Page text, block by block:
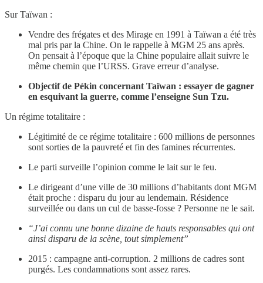
Sur Taïwan :
Vendre des frégates et des Mirage en 1991 à Taïwan a été très
mal pris par la Chine. On le rappelle à MGM 25 ans après.
On pensait à l’époque que la Chine populaire allait suivre le
même chemin que l’URSS. Grave erreur d’analyse.
Objectif de Pékin concernant Taïwan : essayer de gagner
en esquivant la guerre, comme l’enseigne Sun Tzu.
Un régime totalitaire :
Légitimité de ce régime totalitaire : 600 millions de personnes
sont sorties de la pauvreté et fin des famines récurrentes.
Le parti surveille l’opinion comme le lait sur le feu.
Le dirigeant d’une ville de 30 millions d’habitants dont MGM
était proche : disparu du jour au lendemain. Résidence
surveillée ou dans un cul de basse-fosse ? Personne ne le sait.
“J’ai connu une bonne dizaine de hauts responsables qui ont
ainsi disparu de la scène, tout simplement”
2015 : campagne anti-corruption. 2 millions de cadres sont
purgés. Les condamnations sont assez rares.